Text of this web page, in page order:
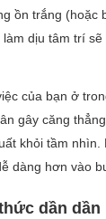
ồn trắng (hoặc
dịu tâm trí
của bạn ở
gây căng
khỏi tầm nhìn.
dàng hơn vào
dần dần